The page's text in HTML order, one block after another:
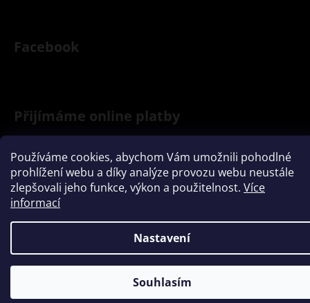
Používáme cookies, abychom Vám umožnili pohodlné
prohlížení webu a díky analýze provozu webu neustále
zlepšovali jeho funkce, výkon a použitelnost. Více
informací
Nastavení
Souhlasím
e
O
f
i
c
i
á
Facebook
Přijímáme online platby